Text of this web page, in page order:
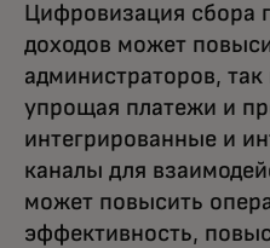
Цифровизация сбора
доходов может
администраторов,
упрощая платежи и
интегрированные и
каналы для
может повысить
эффективность,